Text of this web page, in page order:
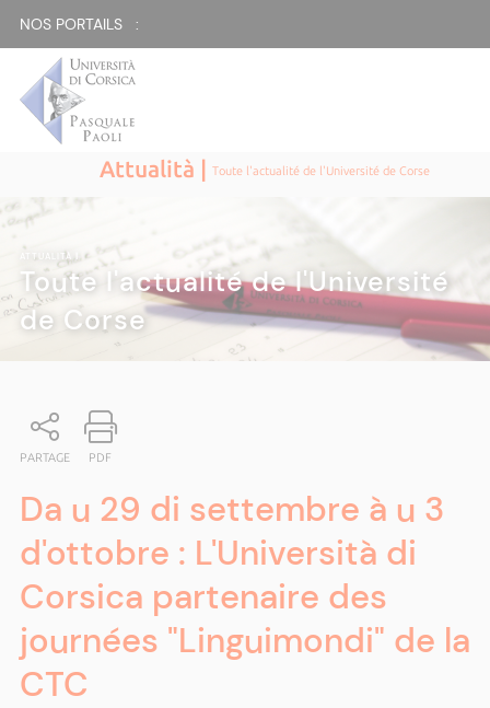
NOS PORTAILS :
Attualità |Toute l'actualité de l'Université de Corse
ATTUALITÀ|
Toute l'actualité de l'Université
de Corse
PARTAGE PDF
Da u 29 di settembre à u 3
d'ottobre : L'Università di
Corsica partenaire des
journées "Linguimondi" de la
CTC